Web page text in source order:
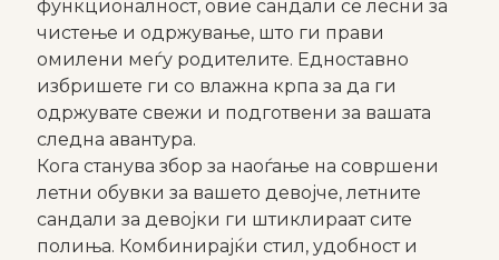
функционалност, овие сандали се лесни за
чистење и одржување, што ги прави
омилени меѓу родителите. Едноставно
избришете ги со влажна крпа за да ги
одржувате свежи и подготвени за вашата
следна авантура.
Кога станува збор за наоѓање на совршени
летни обувки за вашето девојче, летните
сандали за девојки ги штиклираат сите
полиња. Комбинирајќи стил, удобност и